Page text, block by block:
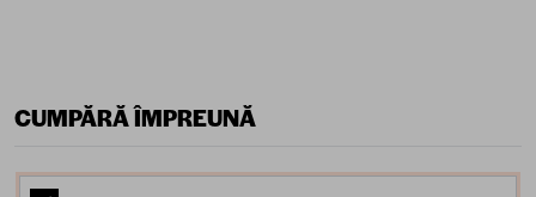
CUMPĂRĂ ÎMPREUNĂ